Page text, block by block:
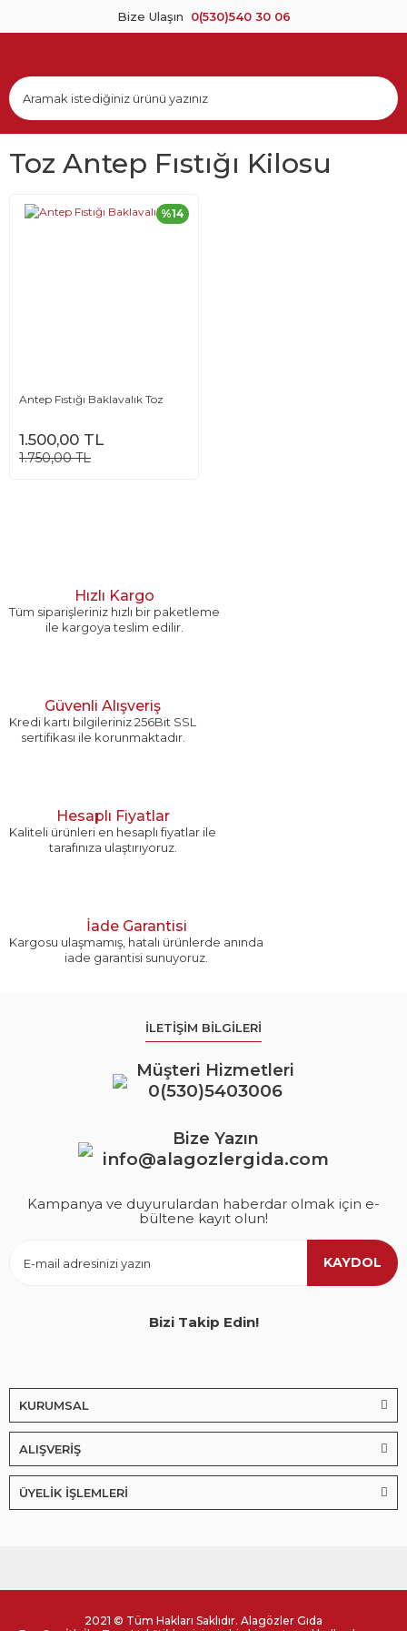
Bize Ulaşın 0(530)540 30 06
Toz Antep Fıstığı Kilosu
Antep Fıstığı Baklavalık Toz
%14
1.500,00 TL
1.750,00 TL
Hızlı Kargo
Tüm siparişleriniz hızlı bir paketleme
ile kargoya teslim edilir.
Güvenli Alışveriş
Kredi kartı bilgileriniz 256Bit SSL
sertifikası ile korunmaktadır.
Hesaplı Fiyatlar
Kaliteli ürünleri en hesaplı fiyatlar ile
tarafınıza ulaştırıyoruz.
İade Garantisi
Kargosu ulaşmamış, hatalı ürünlerde anında
iade garantisi sunuyoruz.
İLETİŞİM BİLGİLERİ
Müşteri Hizmetleri
0(530)5403006
Bize Yazın
info@alagozlergida.com
Kampanya ve duyurulardan haberdar olmak için e-
bültene kayıt olun!
KAYDOL
Bizi Takip Edin!
KURUMSAL
ALIŞVERİŞ
ÜYELİK İŞLEMLERİ
2021 © Tüm Hakları Saklıdır. Alagözler Gıda